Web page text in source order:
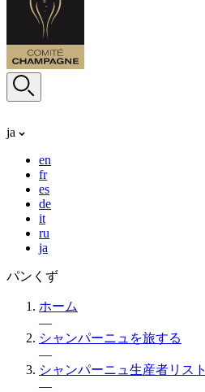
ja
en
fr
es
de
it
ru
ja
パンくず
ホーム
—
シャンパーニュを旅する
—
シャンパーニュ生産者リスト
—